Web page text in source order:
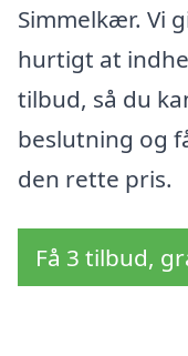
Simmelkær. Vi
hurtigt at
tilbud, så du
beslutning og
den rette pris.
Få 3 tilbud,